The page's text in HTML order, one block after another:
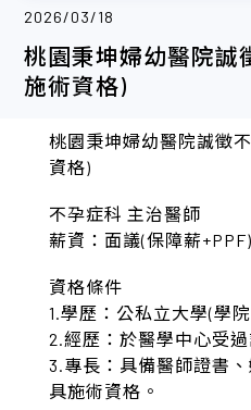
2026/03/18
桃園秉坤婦幼醫院誠
施術資格)
桃園秉坤婦幼醫院誠徵
資格)
不孕症科 主治醫師
薪資：面議(保障薪+PPF)
資格條件
1.學歷：公私立大學(學
2.經歷：於醫學中心受
3.專長：具備醫師證書
具施術資格。